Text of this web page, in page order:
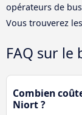
opérateurs de
Vous trouverez
FAQ sur le
Combien
Niort ?